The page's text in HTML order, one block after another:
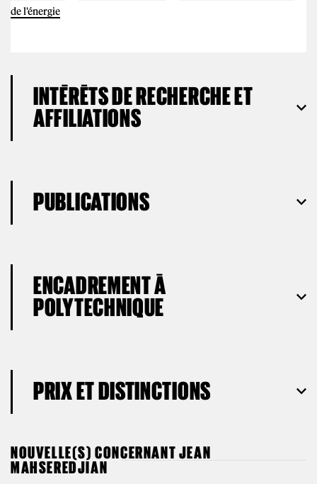
de l'énergie
INTÉRÊTS DE RECHERCHE ET
AFFILIATIONS
PUBLICATIONS
ENCADREMENT À
POLYTECHNIQUE
PRIX ET DISTINCTIONS
NOUVELLE(S) CONCERNANT JEAN
MAHSEREDJIAN